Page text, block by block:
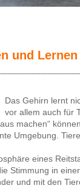
und Lernen
Das Gehirn lernt
vor allem auch für
machen“
Umgebung.
eines
Stimmung in
und mit den